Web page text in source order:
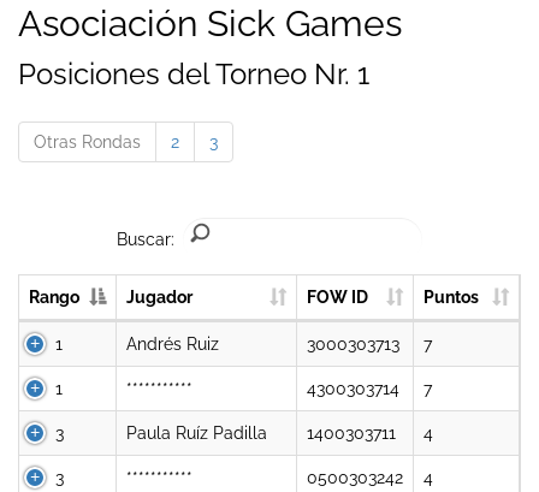
Asociación Sick Games
Posiciones del Torneo Nr. 1
Otras Rondas 2 3
Buscar:
Rango Jugador FOW ID Puntos
1 Andrés Ruiz 3000303713 7
1 *********** 4300303714 7
3 Paula Ruíz Padilla 1400303711 4
3 *********** 0500303242 4